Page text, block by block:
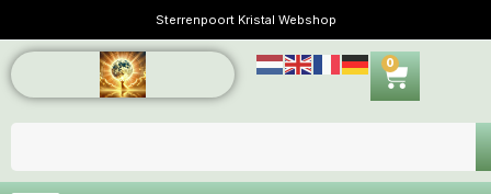
Sterrenpoort Kristal Webshop
0